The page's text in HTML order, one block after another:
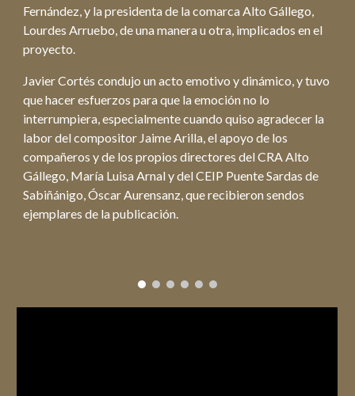
Fernández, y la presidenta de la comarca Alto Gállego,
Lourdes Arruebo, de una manera u otra, implicados en el
proyecto.
Javier Cortés condujo un acto emotivo y dinámico, y tuvo
que hacer esfuerzos para que la emoción no lo
interrumpiera, especialmente cuando quiso agradecer la
labor del compositor Jaime Arilla, el apoyo de los
compañeros y de los propios directores del CRA Alto
Gállego, María Luisa Arnal y del CEIP Puente Sardas de
Sabiñánigo, Óscar Aurensanz, que recibieron sendos
ejemplares de la publicación.